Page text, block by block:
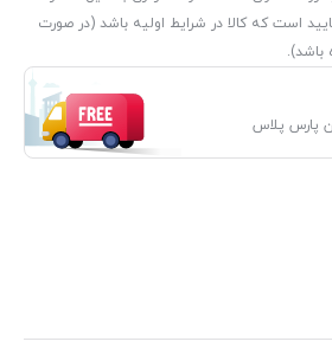
است که کالا در شرایط اولیه باشد (در صورت
باشد).
پارس پلاس